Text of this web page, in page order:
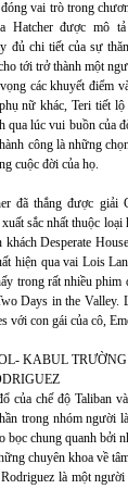
vai trò trong
Hatcher được mô
đủ chi tiết của sự
tới trở thành một
các khuyết điểm
nữ khác, Teri tiết
lúc vui buồn của
công là những
cuộc đời của họ.
đã thắng được giải
sắc nhất thuộc
Desperate
hiện qua vai Lois
trong rất nhiều
Days in the Valley.
với con gái của cô,
KABUL
của chế độ Taliban
trong nhóm người
bọc chung quanh bởi
chuyên khoa về
là một